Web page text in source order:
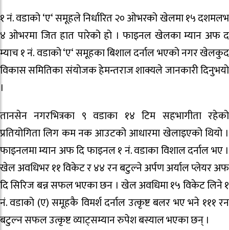
१ नं. वडाको ‘ए‘ समूहले निर्धारित २० ओभरको खेलमा १५ दशमलभ
४ ओभरमा जित हात पारेको हो । फाइनल खेलका म्यान अफ द
म्याच १ नं. वडाको ‘ए‘ समूहका बिशाल दर्नाल भएको नगर खेलकुद
विकास समितिका संयोजक हेमन्तराज शाक्यले जानकारी दिनुभयो
।
तानसेन नगरभित्रका ९ वडाका १४ टिम सहभागीता रहेको
प्रतियोगिता लिग कम नक आउटको आधारमा खेलाइएको थियो ।
फाइनलमा म्यान अफ दि फाइनल १ नं. वडाका विशाल दर्नाल भए ।
खेल अवधिभर ११ विकेट र ४४ रन बटुल्ने अर्पण अर्याल प्लेयर अफ
दि सिरिज बन्न सफल भएका छन । खेल अवधिमा १५ विकेट लिने १
नं. वडाको (ए) समूहकै विमर्श दर्नाल उत्कृष्ट बलर भए भने १११ रन
बटुल्न सफल उत्कृष्ट व्याट्सम्यान रुपेश बस्याल भएका छन् ।